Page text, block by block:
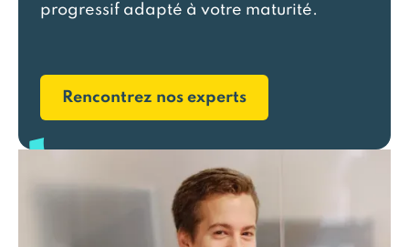
progressif adapté à votre maturité.
Rencontrez nos experts